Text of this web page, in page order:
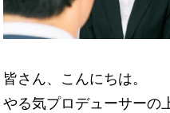
皆さん、こんにちは。
やる気プロデューサーの